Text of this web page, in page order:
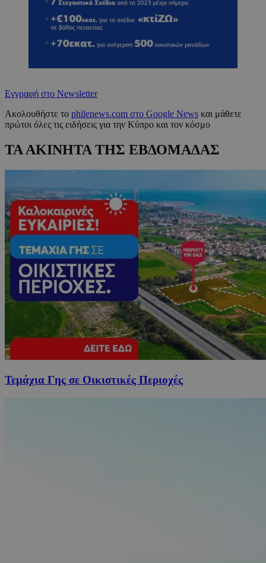
Εγγραφή στο Newsletter
Ακολουθήστε το philenews.com στο Google News και μάθετε
πρώτοι όλες τις ειδήσεις για την Κύπρο και τον κόσμο
ΤΑ ΑΚΙΝΗΤΑ ΤΗΣ ΕΒΔΟΜΑΔΑΣ
Τεμάχια Γης σε Οικιστικές Περιοχές